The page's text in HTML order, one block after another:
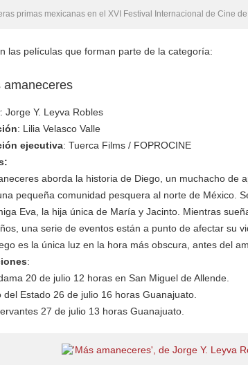
primas mexicanas en el XVI Festival Internacional de Cine de
las películas que forman parte de la categoría:
amaneceres
: Jorge Y. Leyva Robles
: Lilia Velasco Valle
ejecutiva: Tuerca Films / FOPROCINE
aborda la historia de Diego, un muchacho de
pequeña comunidad pesquera al norte de México.
Eva, la hija única de María y Jacinto. Mientras
una serie de eventos están a punto de afectar su
es la única luz en la hora más obscura, antes del
:
20 de julio 12 horas en San Miguel de Allende.
del Estado 26 de julio 16 horas Guanajuato.
27 de julio 13 horas Guanajuato.